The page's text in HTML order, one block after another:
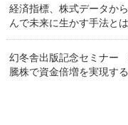
経済指標、株式データか
んで未来に生かす手法と
幻冬舎出版記念セミナー
騰株で資金倍増を実現す